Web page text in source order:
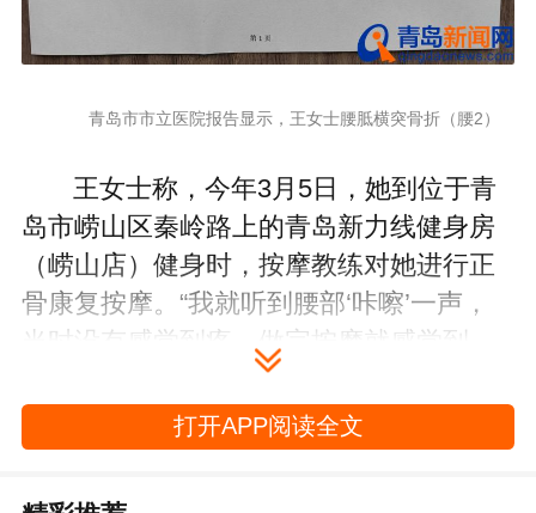
青岛市市立医院报告显示，王女士腰胝横突骨折（腰2）
王女士称，今年3月5日，她到位于青
岛市崂山区秦岭路上的青岛新力线健身房
（崂山店）健身时，按摩教练对她进行正
骨康复按摩。“我就听到腰部‘咔嚓’一声，
当时没有感觉到疼，做完按摩就感觉到
了，按摩教练说没有事，我也就没当一回
事。” 3月8日，王女士又在该店做了一次正
骨康复按摩，次日感觉到疼痛难忍，就到
医院拍片检查，结果显示她腰胝横突骨
打开APP阅读全文